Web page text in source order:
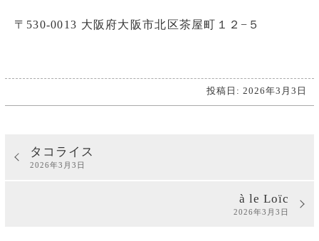
〒530-0013 大阪府大阪市北区茶屋町１２−５
投稿日: 2026年3月3日
タコライス
2026年3月3日
à le Loïc
2026年3月3日